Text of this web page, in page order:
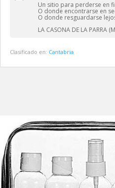
Un sitio para perderse en
O donde encontrarse en
O donde resguardarse
LA CASONA DE LA PARRA
Clasificado en: Cantabria